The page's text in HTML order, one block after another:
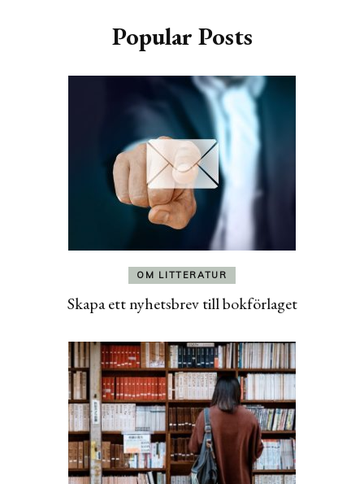
Popular Posts
OM LITTERATUR
Skapa ett nyhetsbrev till bokförlaget